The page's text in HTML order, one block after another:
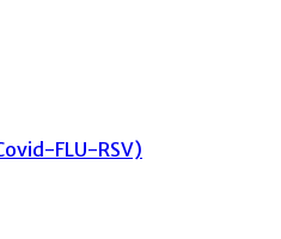
FLU-RSV)